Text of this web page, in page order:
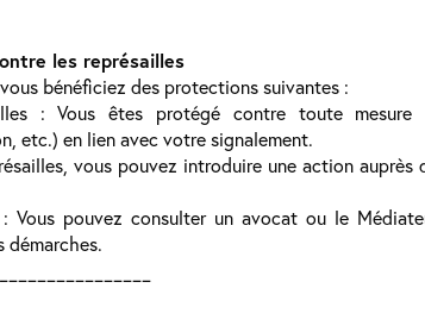
les représailles
bénéficiez des protections suivantes :
Vous êtes protégé contre toute mesure
etc.) en lien avec votre signalement.
vous pouvez introduire une action auprès
pouvez consulter un avocat ou le
démarches.